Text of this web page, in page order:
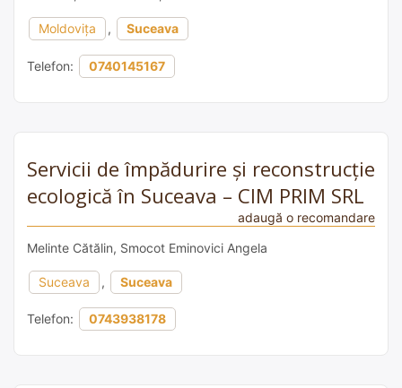
Moldovița , Suceava
Telefon: 0740145167
Servicii de împădurire și reconstrucție
ecologică în Suceava – CIM PRIM SRL
adaugă o recomandare
Melinte Cătălin, Smocot Eminovici Angela
Suceava , Suceava
Telefon: 0743938178